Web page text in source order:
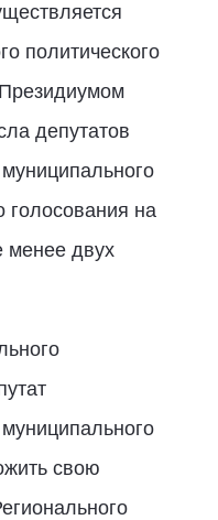
политического
депутатов
голосования на
менее двух
свою